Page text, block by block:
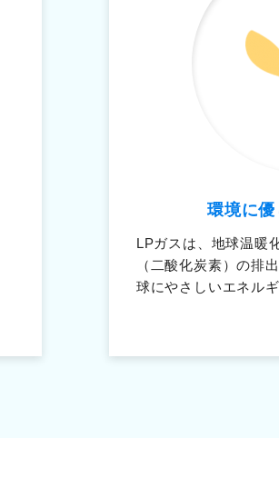
環境に
LPガスは、地球温暖
（二酸化炭素）の排
球にやさしいエネル